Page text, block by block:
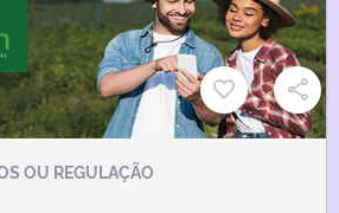
OU REGULAÇÃO